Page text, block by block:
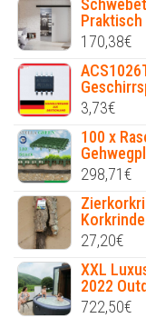
Praktisch
170,38€
3,73€
100 x
298,71€
27,20€
XXL
2022
722,50€